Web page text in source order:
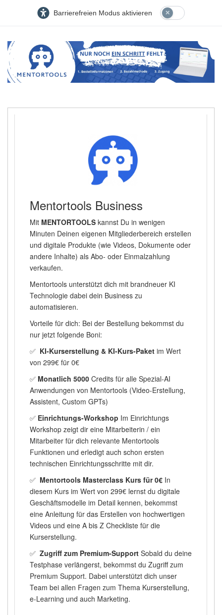
Barrierefreien Modus aktivieren
Mentortools Business
Mit MENTORTOOLS kannst Du in wenigen
Minuten Deinen eigenen Mitgliederbereich erstellen
und digitale Produkte (wie Videos, Dokumente oder
andere Inhalte) als Abo- oder Einmalzahlung
verkaufen.
Mentortools unterstützt dich mit brandneuer KI
Technologie dabei dein Business zu
automatisieren.
Vorteile für dich: Bei der Bestellung bekommst du
nur jetzt folgende Boni:
✅ KI-Kurserstellung & KI-Kurs-Paket im Wert
von 299€ für 0€
✅ Monatlich 5000 Credits für alle Spezial-AI
Anwendungen von Mentortools (Video-Erstellung,
Assistent, Custom GPTs)
✅ Einrichtungs-Workshop Im Einrichtungs
Workshop zeigt dir eine Mitarbeiterin / ein
Mitarbeiter für dich relevante Mentortools
Funktionen und erledigt auch schon ersten
technischen Einrichtungsschritte mit dir.
✅ Mentortools Masterclass Kurs für 0€ In
diesem Kurs im Wert von 299€ lernst du digitale
Geschäftsmodelle im Detail kennen, bekommst
eine Anleitung für das Erstellen von hochwertigen
Videos und eine A bis Z Checkliste für die
Kurserstellung.
✅Zugriff zum Premium-Support Sobald du deine
Testphase verlängerst, bekommst du Zugriff zum
Premium Support. Dabei unterstützt dich unser
Team bei allen Fragen zum Thema Kurserstellung,
e-Learning und auch Marketing.